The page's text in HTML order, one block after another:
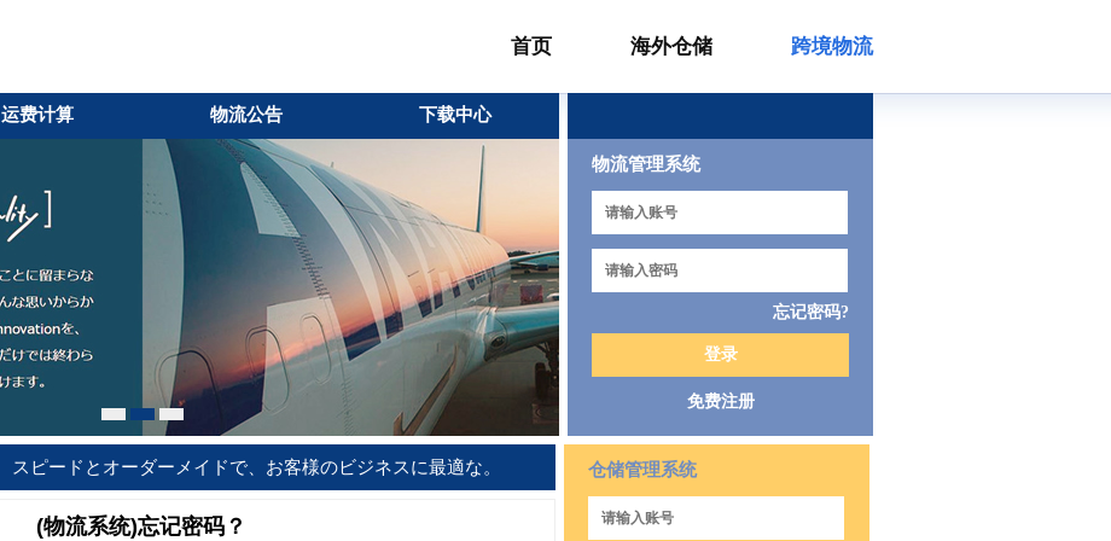
首页 海外仓储 跨境物流
运费计算 物流公告 下载中心
物流管理系统
忘记密码?
免费注册
(物流系统)忘记密码？
仓储管理系统